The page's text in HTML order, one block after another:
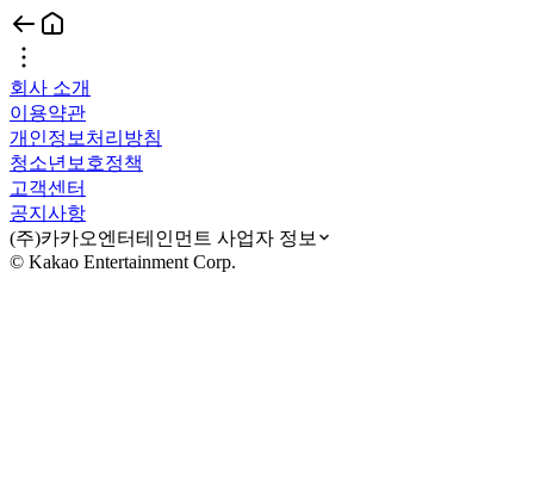
회사 소개
이용약관
개인정보처리방침
청소년보호정책
고객센터
공지사항
(주)카카오엔터테인먼트 사업자 정보
© Kakao Entertainment Corp.